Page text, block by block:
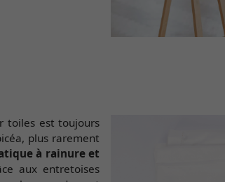
toiles est toujours
plus rarement
à rainure et
aux entretoises